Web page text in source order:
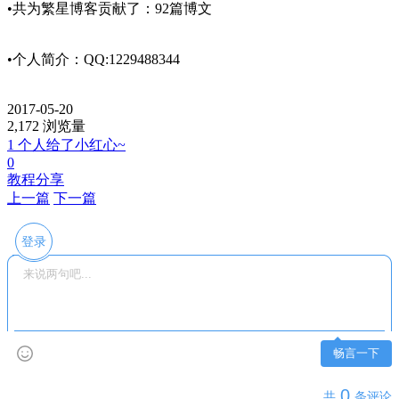
•共为繁星博客贡献了：92篇博文
•个人简介：QQ:1229488344
2017-05-20
2,172 浏览量
1 个人给了小红心~
0
教程分享
上一篇 下一篇
登录
畅言一下